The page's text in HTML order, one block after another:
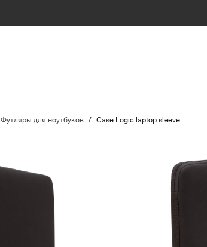
Футляры для ноутбуков / Case Logic laptop sleeve